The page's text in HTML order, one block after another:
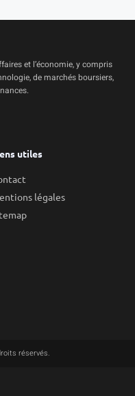
et l’économie, y compris
de marchés boursiers,
utiles
légales
réservés.